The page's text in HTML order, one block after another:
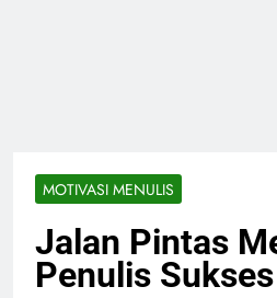
MOTIVASI MENULIS
Jalan Pintas
Penulis Sukses